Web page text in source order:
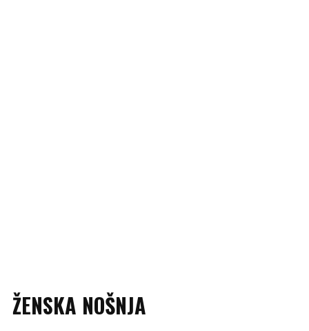
ŽENSKA NOŠNJA